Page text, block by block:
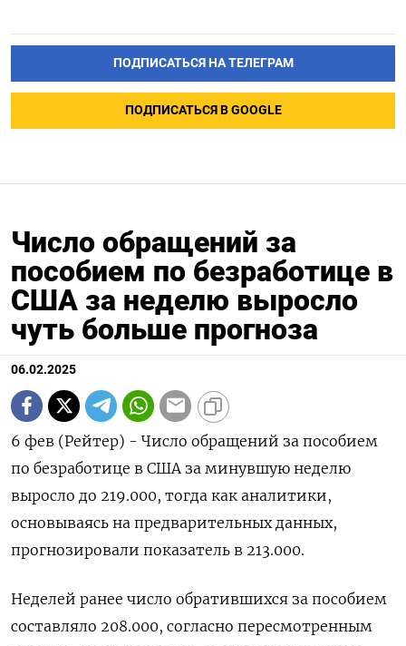
ПОДПИСАТЬСЯ НА ТЕЛЕГРАМ
ПОДПИСАТЬСЯ В GOOGLE
Число обращений за
пособием по безработице в
США за неделю выросло
чуть больше прогноза
06.02.2025
6 фев (Рейтер) - Число обращений за пособием
по безработице в США за минувшую неделю
выросло до 219.000, тогда как аналитики,
основываясь на предварительных данных,
прогнозировали показатель в 213.000.
Неделей ранее число обратившихся за пособием
составляло 208.000, согласно пересмотренным